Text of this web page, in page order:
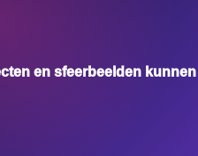
en sfeerbeelden